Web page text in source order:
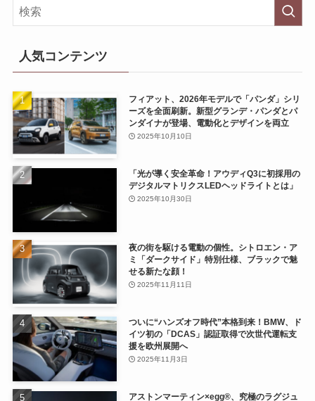
人気コンテンツ
フィアット、2026年モデルで「パンダ」シリ
ーズを全面刷新。新型グランデ・パンダとパ
ンダイナが登場、電動化とデザインを両立
2025年10月10日
「光が導く安全革命！アウディQ3に初採用の
デジタルマトリクスLEDヘッドライトとは」
2025年10月30日
夜の街を駆ける電動の個性。シトロエン・ア
ミ「ダークサイド」特別仕様、ブラックで魅
せる新たな顔！
2025年11月11日
ついに“ハンズオフ時代”本格到来！BMW、ド
イツ初の「DCAS」認証取得で次世代運転支
援を欧州展開へ
2025年11月3日
アストンマーティン×egg®、究極のラグジュ